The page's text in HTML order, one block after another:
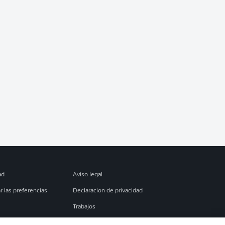
Aviso legal
las preferencias Declaracion de privacidad
Trabajos